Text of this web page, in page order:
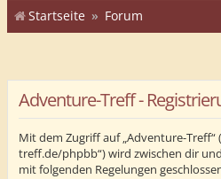
Startseite Forum
Adventure-Treff -
Mit dem Zugriff auf „Adventure-
treff.de/phpbb“) wird zwischen dir
mit folgenden Regelungen